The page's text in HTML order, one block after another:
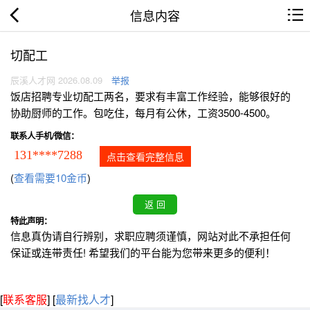
信息内容
切配工
辰溪人才网 2026.08.09 举报
饭店招聘专业切配工两名，要求有丰富工作经验，能够很好的
协助厨师的工作。包吃住，每月有公休，工资3500-4500。
联系人手机/微信：
131****7288 点击查看完整信息
(查看需要10金币)
特此声明：
信息真伪请自行辨别，求职应聘须谨慎，网站对此不承担任何
保证或连带责任! 希望我们的平台能为您带来更多的便利！
[联系客服] [最新找人才]